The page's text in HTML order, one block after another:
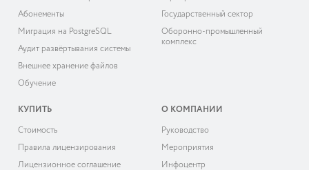
Абонементы
Миграция на PostgreSQL
Аудит развёртывания системы
Внешнее хранение файлов
Обучение
Государственный сектор
Оборонно-промышленный
комплекс
КУПИТЬ
Cтоимость
Правила лицензирования
Лицензионное соглашение
О КОМПАНИИ
Руководство
Мероприятия
Инфоцентр